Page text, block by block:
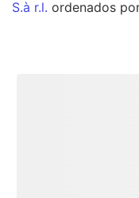
S.à r.l. ordenados